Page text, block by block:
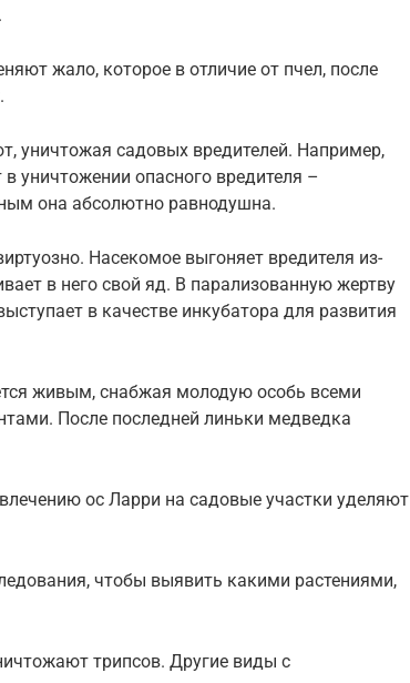
жало, которое в отличие от пчел, после
уничтожая садовых вредителей. Например,
уничтожении опасного вредителя –
она абсолютно равнодушна.
Насекомое выгоняет вредителя из-
в него свой яд. В парализованную жертву
в качестве инкубатора для развития
живым, снабжая молодую особь всеми
После последней линьки медведка
ос Ларри на садовые участки уделяют
чтобы выявить какими растениями,
трипсов. Другие виды с